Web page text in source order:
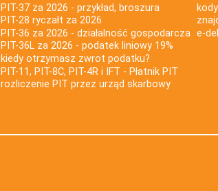
PIT-37 za 2026 - przykład, broszura
PIT-28 ryczałt za 2026
PIT-36 za 2026 - działalność gospodarcza
PIT-36L za 2026 - podatek liniowy 19%
kiedy otrzymasz zwrot podatku?
PIT-11, PIT-8C, PIT-4R i IFT - Płatnik PIT
rozliczenie PIT przez urząd skarbowy
e-